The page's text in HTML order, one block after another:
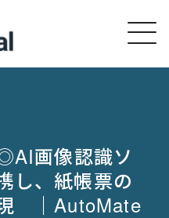
画像認識ソ
し、紙帳票の
｜AutoMate